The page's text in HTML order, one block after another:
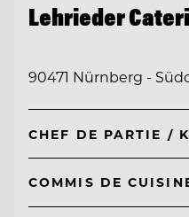
Lehrieder
90471 Nürnberg -
CHEF DE PARTIE /
COMMIS DE